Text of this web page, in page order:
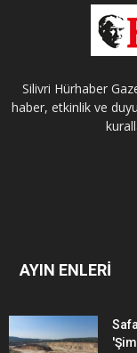
Silivri Hürhaber
haber, etkinlik ve
AYIN ENLERİ